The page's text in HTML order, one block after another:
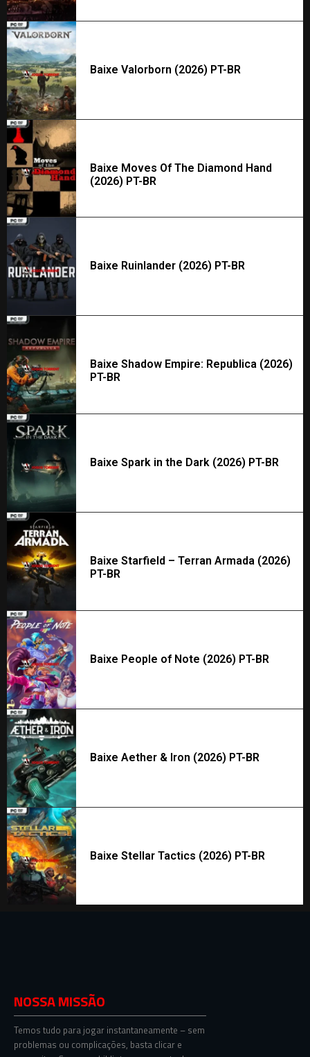
Baixe Valorborn (2026) PT-BR
Baixe Moves Of The Diamond Hand
(2026) PT-BR
Baixe Ruinlander (2026) PT-BR
Baixe Shadow Empire: Republica (2026)
PT-BR
Baixe Spark in the Dark (2026) PT-BR
Baixe Starfield – Terran Armada (2026)
PT-BR
Baixe People of Note (2026) PT-BR
Baixe Aether & Iron (2026) PT-BR
Baixe Stellar Tactics (2026) PT-BR
NOSSA MISSÃO
Temos tudo para jogar instantaneamente – sem
problemas ou complicações, basta clicar e